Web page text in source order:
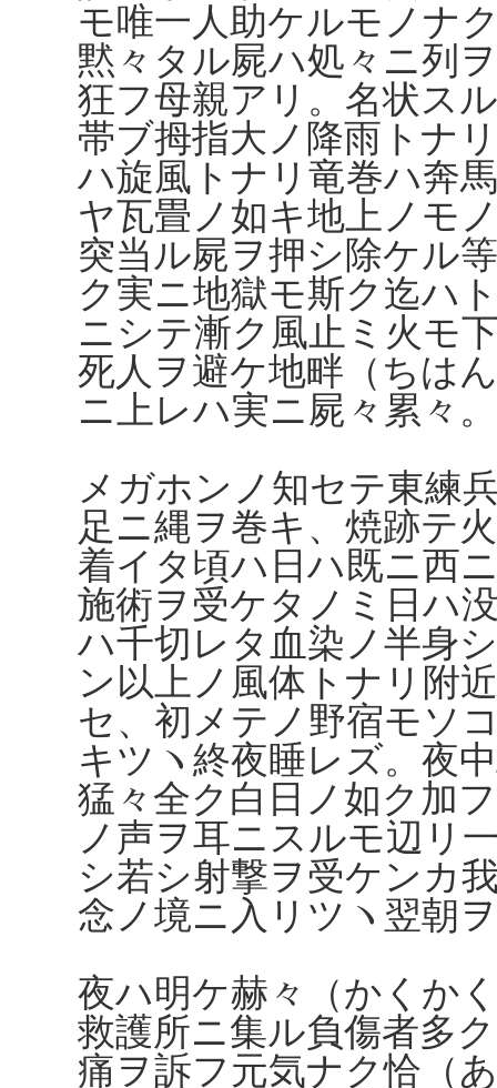
モ唯一人助ケルモノナ
黙々タル屍ハ処々ニ列
狂フ母親アリ。名状ス
帯ブ拇指大ノ降雨トナ
ハ旋風トナリ竜巻ハ奔
ヤ瓦畳ノ如キ地上ノモ
突当ル屍ヲ押シ除ケル
ク実ニ地獄モ斯ク迄ハ
ニシテ漸ク風止ミ火モ
死人ヲ避ケ地畔（ちは
ニ上レハ実ニ屍々累々。
メガホンノ知セテ東練
足ニ縄ヲ巻キ、焼跡テ
着イタ頃ハ日ハ既ニ西
施術ヲ受ケタノミ日ハ
ハ千切レタ血染ノ半身
ン以上ノ風体トナリ附
セ、初メテノ野宿モソ
キツヽ終夜睡レズ。夜
猛々全ク白日ノ如ク加
ノ声ヲ耳ニスルモ辺リ
シ若シ射撃ヲ受ケンカ
念ノ境ニ入リツヽ翌朝
夜ハ明ケ赫々（かくか
救護所ニ集ル負傷者多
痛ヲ訴フ元気ナク恰（